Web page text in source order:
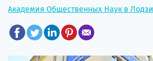
Академия Общественных Наук в Лодзи